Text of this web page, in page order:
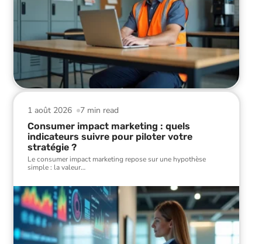
7 min read
1 août 2026
Consumer impact marketing : quels
indicateurs suivre pour piloter votre
stratégie ?
Le consumer impact marketing repose sur une hypothèse
simple : la valeur…